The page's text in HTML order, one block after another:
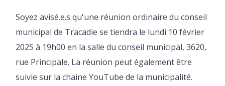
Soyez avisé.e.s qu'une réunion ordinaire du conseil
municipal de Tracadie se tiendra le lundi 10 février
2025 à 19h00 en la salle du conseil municipal, 3620,
rue Principale. La réunion peut également être
suivie sur la chaine YouTube de la municipalité.